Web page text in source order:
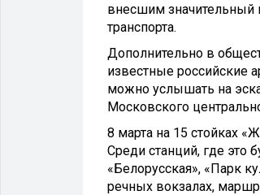
внесшим значительный
транспорта.
Дополнительно в
известные российские
можно услышать на
Московского
8 марта на 15 стойках
Среди станций, где это
«Белорусская», «Парк
речных вокзалах,